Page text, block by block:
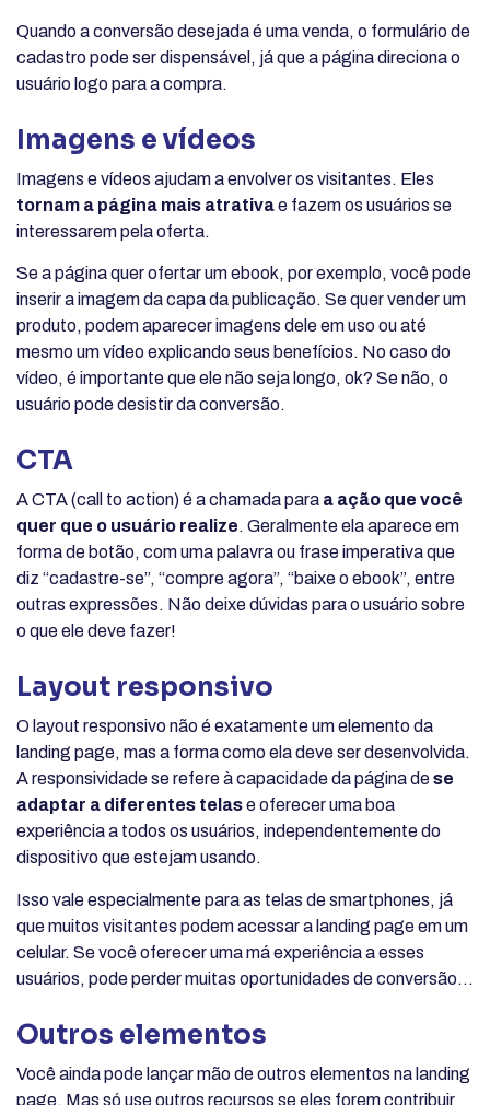
Quando a conversão desejada é uma venda, o formulário de
cadastro pode ser dispensável, já que a página direciona o
usuário logo para a compra.
Imagens e vídeos
Imagens e vídeos ajudam a envolver os visitantes. Eles
tornam a página mais atrativae fazem os usuários se
interessarem pela oferta.
Se a página quer ofertar um ebook, por exemplo, você pode
inserir a imagem da capa da publicação. Se quer vender um
produto, podem aparecer imagens dele em uso ou até
mesmo um vídeo explicando seus benefícios. No caso do
vídeo, é importante que ele não seja longo, ok? Se não, o
usuário pode desistir da conversão.
CTA
A CTA (call to action) é a chamada para a ação que você
quer que o usuário realize. Geralmente ela aparece em
forma de botão, com uma palavra ou frase imperativa que
diz “cadastre-se”, “compre agora”, “baixe o ebook”, entre
outras expressões. Não deixe dúvidas para o usuário sobre
o que ele deve fazer!
Layout responsivo
O layout responsivo não é exatamente um elemento da
landing page, mas a forma como ela deve ser desenvolvida.
A responsividade se refere à capacidade da página dese
adaptar a diferentes telase oferecer uma boa
experiência a todos os usuários, independentemente do
dispositivo que estejam usando.
Isso vale especialmente para as telas de smartphones, já
que muitos visitantes podem acessar a landing page em um
celular. Se você oferecer uma má experiência a esses
usuários, pode perder muitas oportunidades de conversão…
Outros elementos
Você ainda pode lançar mão de outros elementos na landing
page. Mas só use outros recursos se eles forem contribuir